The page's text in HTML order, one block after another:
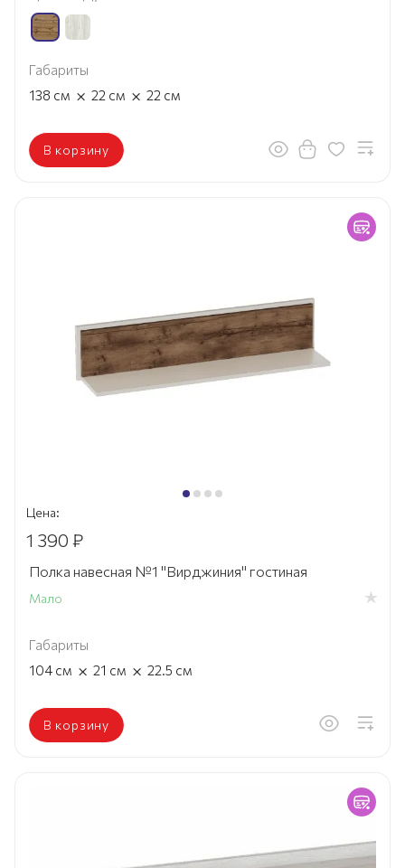
Габариты
138 см × 22 см × 22 см
В корзину
Цена:
1 390 ₽
Полка навесная №1 "Вирджиния" гостиная
Мало
Габариты
104 см × 21 см × 22.5 см
В корзину